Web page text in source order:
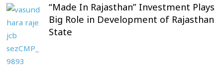
“Made In Rajasthan” Investment Plays
Big Role in Development of Rajasthan
State